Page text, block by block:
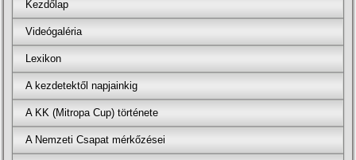
Kezdőlap
Videógaléria
Lexikon
A kezdetektől napjainkig
A KK (Mitropa Cup) története
A Nemzeti Csapat mérkőzései